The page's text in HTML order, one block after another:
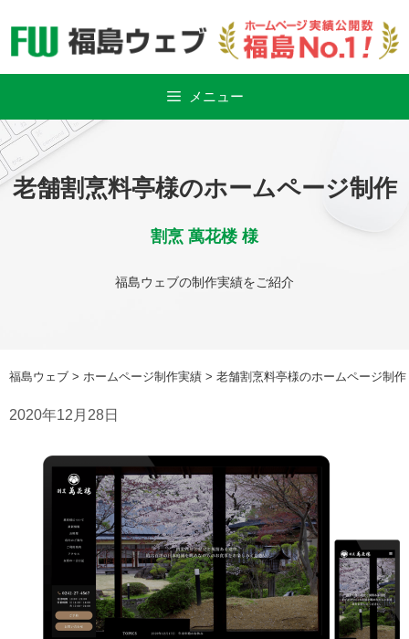
メニュー
老舗割烹料亭様のホームページ制作
割烹 萬花楼 様
福島ウェブの制作実績をご紹介
福島ウェブ > ホームページ制作実績 > 老舗割烹料亭様のホームページ制作
2020年12月28日